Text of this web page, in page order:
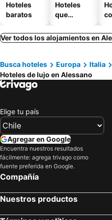
Hoteles
baratos
Hoteles
que
mascotas
Ver todos los alojamientos en
Busca hoteles Europa Italia
Hoteles de lujo en Alessano
Elige tu país
Agregar en Google
Encuentra nuestros resultados
fácilmente: agrega trivago como
fuente preferida en Google.
Compañía
Nuestros productos